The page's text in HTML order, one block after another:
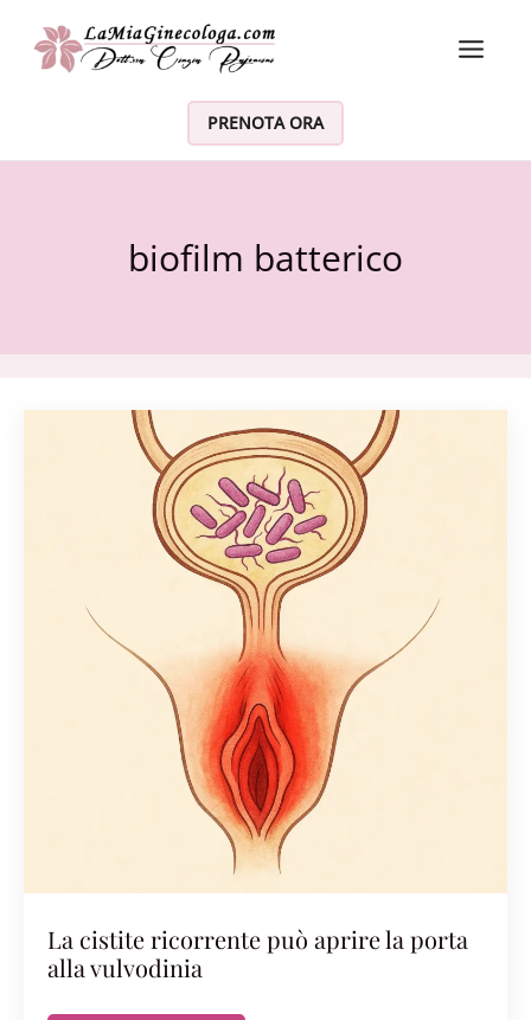
Vai al contenuto
PRENOTA ORA
biofilm batterico
La cistite ricorrente può aprire la porta
alla vulvodinia